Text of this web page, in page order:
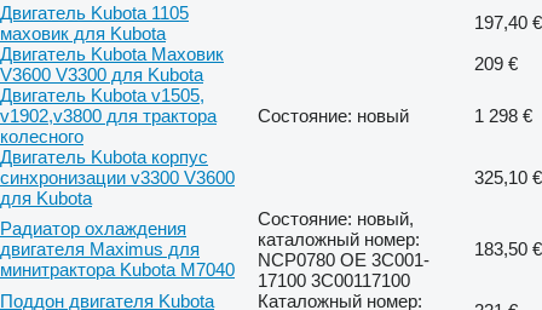
Двигатель Kubota 1105
маховик для Kubota
197,40 €
Двигатель Kubota Маховик
V3600 V3300 для Kubota
209 €
Двигатель Kubota v1505,
v1902,v3800 для трактора
колесного
Состояние: новый
1 298 €
Двигатель Kubota корпус
синхронизации v3300 V3600
для Kubota
325,10 €
Радиатор охлаждения
двигателя Maximus для
минитрактора Kubota M7040
Состояние: новый,
каталожный номер:
NCP0780 OE 3C001-
17100 3C00117100
183,50 €
Поддон двигателя Kubota
Каталожный номер: